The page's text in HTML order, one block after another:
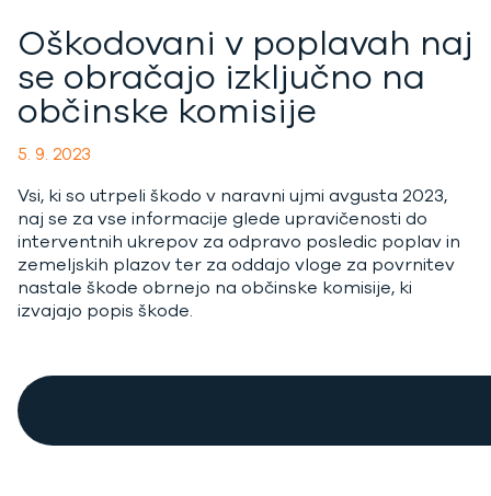
Oškodovani v poplavah naj
se obračajo izključno na
občinske komisije
5. 9. 2023
Vsi, ki so utrpeli škodo v naravni ujmi avgusta 2023,
naj se za vse informacije glede upravičenosti do
interventnih ukrepov za odpravo posledic poplav in
zemeljskih plazov ter za oddajo vloge za povrnitev
nastale škode obrnejo na občinske komisije, ki
izvajajo popis škode.